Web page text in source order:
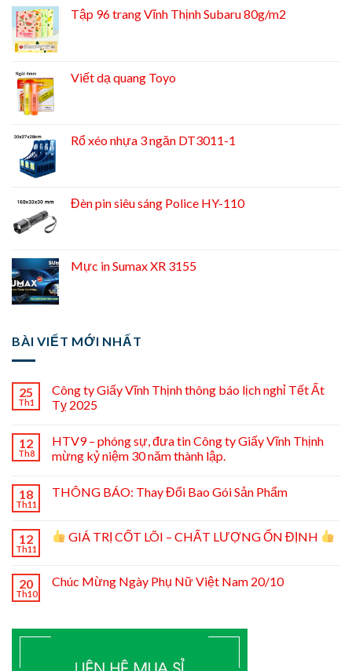
Tập 96 trang Vĩnh Thịnh Subaru 80g/m2
Viết dạ quang Toyo
Rổ xéo nhựa 3 ngăn DT3011-1
Đèn pin siêu sáng Police HY-110
Mực in Sumax XR 3155
BÀI VIẾT MỚI NHẤT
25
Th1
Công ty Giấy Vĩnh Thịnh thông báo lịch nghỉ Tết Ất
Tỵ 2025
12
Th8
HTV9 – phóng sự, đưa tin Công ty Giấy Vĩnh Thịnh
mừng kỷ niệm 30 năm thành lập.
18
Th11
THÔNG BÁO: Thay Đổi Bao Gói Sản Phẩm
12
Th11
GIÁ TRỊ CỐT LÕI – CHẤT LƯỢNG ỔN ĐỊNH
20
Th10
Chúc Mừng Ngày Phụ Nữ Việt Nam 20/10